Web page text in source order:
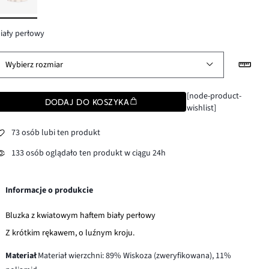
perłowy
Wybierz rozmiar
DODAJ DO KOSZYKA
[node-product-
wishlist]
73 osób lubi ten produkt
133 osób oglądało ten produkt w ciągu 24h
Informacje o produkcie
Bluzka z kwiatowym haftem biały perłowy
Z krótkim rękawem, o luźnym kroju.
MateriałMateriał wierzchni: 89% Wiskoza (zweryfikowana), 11%